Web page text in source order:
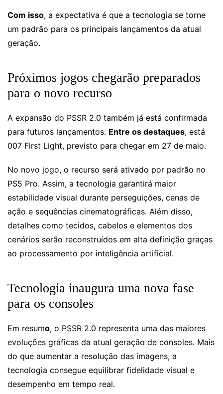
Com isso, a expectativa é que a tecnologia se torne
um padrão para os principais lançamentos da atual
geração.
Próximos jogos chegarão preparados
para o novo recurso
A expansão do PSSR 2.0 também já está confirmada
para futuros lançamentos. Entre os destaques, está
007 First Light, previsto para chegar em 27 de maio.
No novo jogo, o recurso será ativado por padrão no
PS5 Pro. Assim, a tecnologia garantirá maior
estabilidade visual durante perseguições, cenas de
ação e sequências cinematográficas. Além disso,
detalhes como tecidos, cabelos e elementos dos
cenários serão reconstruídos em alta definição graças
ao processamento por inteligência artificial.
Tecnologia inaugura uma nova fase
para os consoles
Em resumo, o PSSR 2.0 representa uma das maiores
evoluções gráficas da atual geração de consoles. Mais
do que aumentar a resolução das imagens, a
tecnologia consegue equilibrar fidelidade visual e
desempenho em tempo real.